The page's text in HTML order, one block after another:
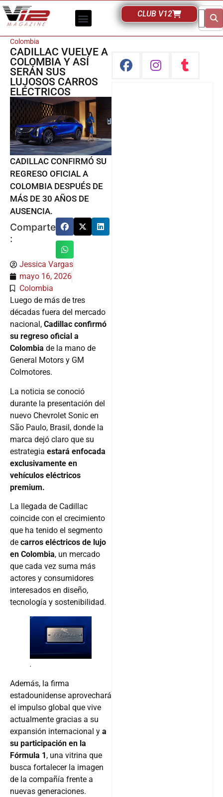
CLUB V12
Colombia
CADILLAC VUELVE A
COLOMBIA Y ASÍ
SERÁN SUS
LUJOSOS CARROS
ELÉCTRICOS
CADILLAC CONFIRMÓ SU
REGRESO OFICIAL A
COLOMBIA DESPUÉS DE
MÁS DE 30 AÑOS DE
AUSENCIA.
Comparte
:
Jessica Vargas
mayo 16, 2026
Colombia
Luego de más de tres
décadas fuera del mercado
nacional, Cadillac confirmó
su regreso oficial a
Colombia de la mano de
General Motors y GM
Colmotores.
La noticia se conoció
durante la presentación del
nuevo Chevrolet Sonic en
São Paulo, Brasil, donde la
marca dejó claro que su
estrategia estará enfocada
exclusivamente en
vehículos eléctricos
premium.
La llegada de Cadillac
coincide con el crecimiento
que ha tenido el segmento
de carros eléctricos de lujo
en Colombia, un mercado
que cada vez suma más
actores y consumidores
interesados en diseño,
tecnología y sostenibilidad.
.
Además, la firma
estadounidense aprovechará
el impulso global que vive
actualmente gracias a su
expansión internacional y a
su participación en la
Fórmula 1 , una vitrina que
busca fortalecer la imagen
de la compañía frente a
nuevas generaciones.